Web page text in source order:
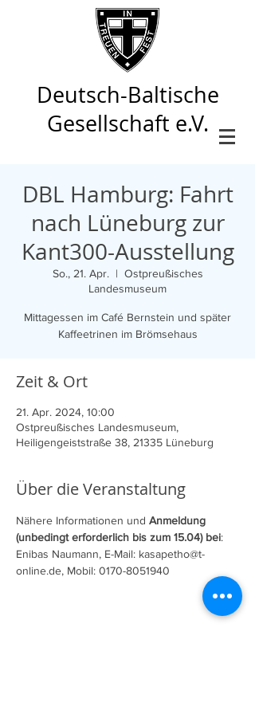
Deutsch-Baltische
Gesellschaft e.V.
DBL Hamburg: Fahrt
nach Lüneburg zur
Kant300-Ausstellung
So., 21. Apr.
  |
Ostpreußisches
Landesmuseum
Mittagessen im Café Bernstein und später
Kaffeetrinen im Brömsehaus
Zeit & Ort
21. Apr. 2024, 10:00
Ostpreußisches Landesmuseum,
Heiligengeiststraße 38, 21335 Lüneburg
Über die Veranstaltung
Nähere Informationen und Anmeldung
(unbedingt erforderlich bis zum 15.04) bei:
Enibas Naumann, E-Mail: kasapetho@t-
online.de, Mobil: 0170-8051940